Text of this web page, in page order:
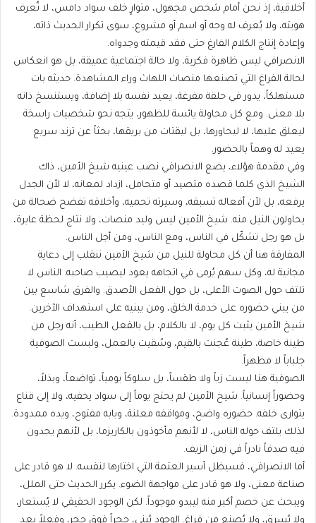
أخلاقية، إذ نحن أمام شخص مجهول، متوارٍ خلف سواد دامس، لا تُعرف
هويته، ولا يُعرف له وجه أو اسم أو مشروع، سوى تكرار الحديث ذاته،
وإعادة إنتاج الكلام الفارغ حتى فقد قيمته وجدواه.
الانصرافي ليس ظاهرة فكرية، ولا حالة اجتماعية عميقة، بل هو انعكاس
لحالة الفراغ التي تصنعها منصات اللهاث وراء المشاهدة. حديثه بات
مستهلكاً، يدور في حلقة مفرغة، يعيد نفسه بلا إضافة، ويستنسخ ذاته
بلا معنى. ومع كل محاولة يائسة للظهور، يتجه نحو شخصيات راسخة
ليعلق عليها، لا ليحاورها، بل ليقتات من بريقها، بحثاً عن ترند سريع
يعيد له وهماً بالحضور.
وفي مقدمة هؤلاء، يضع الانصرافي نصب عينيه شيخ الأمين، ذاك
الشيخ الذي كلما قصده متصيد أو متحامل، ازداد لمعانه، لا لأن الجدل
يرفعه، بل لأن أفعاله تسبقه، وسيرته تحميه، وأخلاقه تفضح ضحالة من
يحاولون النيل منه. شيخ الأمين ليس وليد منصات، ولا نتاج لحظة عابرة،
بل هو رجل تشكّل في الناس، ومع الناس، ومن أجل الناس.
المفارقة هنا أن كل محاولة للنيل من شيخ الأمين تنقلب إلى دعاية
مجانية له، وكل سهم يُرمى في اتجاهه يعود ليصيب صاحبه. الناس لا
تلتف حول الصوت الأعلى، بل حول الفعل الأصدق. والفرق شاسع بين
من يبني حضوره على خدمة الخلق، ومن يبنيه على استهداف الآخرين.
شيخ الأمين يثبت كل يوم، لا بالكلام، بل بالفعل الطيب، أنه رجل من
طينة خاصة، طينة عُجنت بالقيم، وسُقيت بالعمل، ولبست الصوفية
جلباباً لا مظهراً.
الصوفية هنا ليست زياً ولا طقساً، بل سلوكاً يومياً، تواضعاً، وبذلاً،
وحضوراً إنسانياً. شيخ الأمين لم يحتج يوماً إلى سواد يخفيه، ولا إلى قناع
يتوارى خلفه. حضوره واضح، ومواقفه معلنة، وبابه مفتوح، ويده ممدودة.
لذلك يلتف حوله الناس، لا لأنهم مأخوذون بالكاريزما، بل لأنهم يجدون
فيه صدقاً نادراً في زمن الزيف.
أما الانصرافي، فسيظل أسير العتمة التي اختارها لنفسه. لا هو قادر على
صناعة معنى، ولا هو قادر على مواجهة الضوء. يكرر الحديث حتى الملل،
ويبحث عن خصم أكبر منه ليبدو موجوداً. لكن الوجود الحقيقي لا يُستعار،
ولا يُسرق، ولا يُصنع من فراغ. الوجود يُبنى، حجراً فوق حجر، وفعلاً بعد